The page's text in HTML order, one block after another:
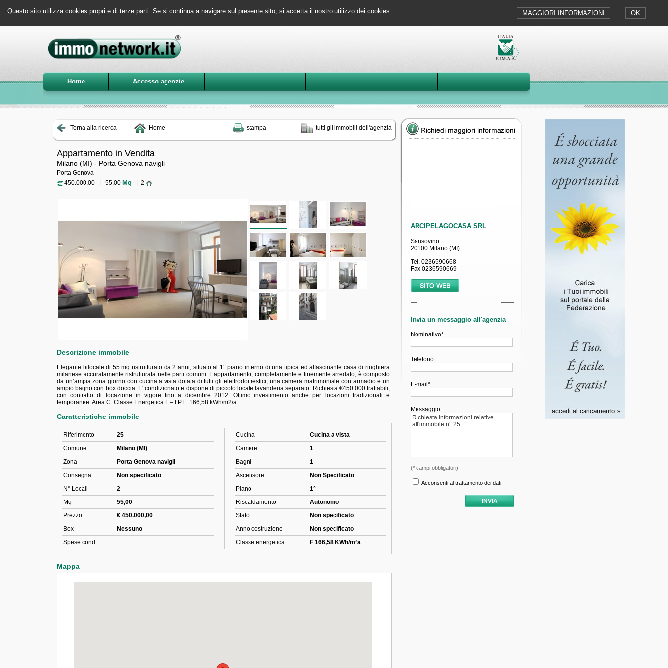
Questo sito utilizza cookies propri e di terze parti. Se si continua a navigare sul presente sito, si accetta il nostro utilizzo dei cookies. MAGGIORI INFORMAZIONI OK
Home Accesso agenzie
Torna alla ricerca Home stampa tutti gli immobili dell'agenzia
Appartamento in Vendita
Milano (MI) - Porta Genova navigli
Porta Genova
450.000,00 | 55,00 Mq | 2
Descrizione immobile
Elegante bilocale di 55 mq ristrutturato da 2 anni, situato al 1° piano interno di una tipica ed affascinante casa di ringhiera
milanese accuratamente ristrutturata nelle parti comuni. L’appartamento, completamente e finemente arredato, è composto
da un’ampia zona giorno con cucina a vista dotata di tutti gli elettrodomestici, una camera matrimoniale con armadio e un
ampio bagno con box doccia. E' condizionato e dispone di piccolo locale lavanderia separato. Richiesta €450.000 trattabili,
con contratto di locazione in vigore fino a dicembre 2012. Ottimo investimento anche per locazioni tradizionali e
temporanee. Area C. Classe Energetica F – I.P.E. 166,58 kWh/m2/a.
Caratteristiche immobile
Riferimento
25
Comune
Milano (MI)
Zona
Porta Genova navigli
Consegna
Non specificato
N° Locali
2
Mq
55,00
Prezzo
€ 450.000,00
Box
Nessuno
Spese cond.
Cucina
Cucina a vista
Camere
1
Bagni
1
Ascensore
Non Specificato
Piano
1°
Riscaldamento
Autonomo
Stato
Non specificato
Anno costruzione
Non specificato
Classe energetica
F 166,58 KWh/m²a
Mappa